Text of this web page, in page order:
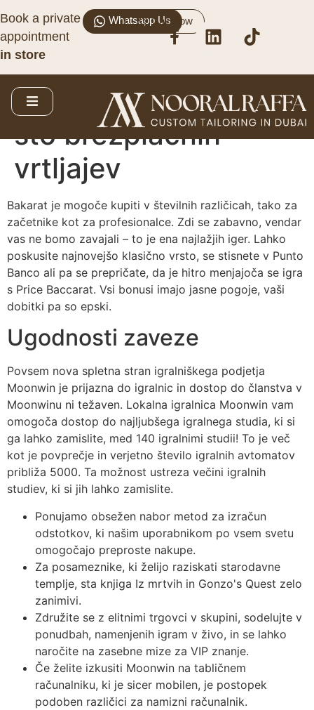
Book a private
appointment
in store
Whatsapp UsCall Now
Lokalna igralnica
MoonWin v Kanadi:
Ocena 7 petsto $,
sto brezplačnih
vrtljajev
Bakarat je mogoče kupiti v številnih različicah, tako za
začetnike kot za profesionalce. Zdi se zabavno, vendar
vas ne bomo zavajali – to je ena najlažjih iger. Lahko
poskusite najnovejšo klasično vrsto, se stisnete v Punto
Banco ali pa se prepričate, da je hitro menjajoča se igra
s Price Baccarat. Vsi bonusi imajo jasne pogoje, vaši
dobitki pa so epski.
Ugodnosti zaveze
Povsem nova spletna stran igralniškega podjetja
Moonwin je prijazna do igralnic in dostop do članstva v
Moonwinu ni težaven. Lokalna igralnica Moonwin vam
omogoča dostop do najljubšega igralnega studia, ki si
ga lahko zamislite, med 140 igralnimi studii! To je več
kot je povprečje in verjetno število igralnih avtomatov
približa 5000. Ta možnost ustreza večini igralnih
studiev, ki si jih lahko zamislite.
Ponujamo obsežen nabor metod za izračun
odstotkov, ki našim uporabnikom po vsem svetu
omogočajo preproste nakupe.
Za posameznike, ki želijo raziskati starodavne
templje, sta knjiga Iz mrtvih in Gonzo's Quest zelo
zanimivi.
Združite se z elitnimi trgovci v skupini, sodelujte v
ponudbah, namenjenih igram v živo, in se lahko
naročite na zasebne mize za VIP znanje.
Če želite izkusiti Moonwin na tabličnem
računalniku, ki je sicer mobilen, je postopek
podoben različici za namizni računalnik.